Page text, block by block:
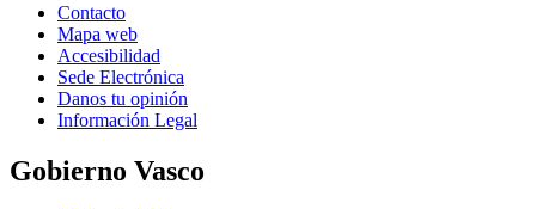
Contacto
Mapa web
Accesibilidad
Sede Electrónica
Danos tu opinión
Información Legal
Gobierno Vasco